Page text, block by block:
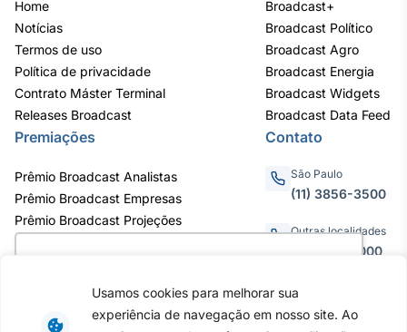
como você interage em nosso site e
personalizar conteúdo. Ao utilizar este site, você
Usamos cookies para melhorar sua
experiência de navegação em nosso site. Ao
Home
Notícias
Termos de uso
Política de privacidade
Contrato Máster Terminal
Releases Broadcast
Broadcast+
Broadcast Político
Broadcast Agro
Broadcast Energia
Broadcast Widgets
Broadcast Data Feed
Premiações
Prêmio Broadcast Analistas
Prêmio Broadcast Empresas
Prêmio Broadcast Projeções
Contato
São Paulo
(11) 3856-3500
Outras localidades
0800.011.3000
Av. Eng. Caetano Álvares, 55 - 3º e